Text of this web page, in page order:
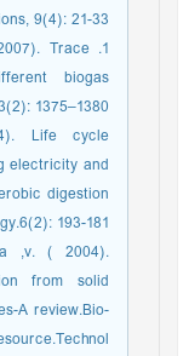
9(4): 21-33
Trace
biogas
1375–1380
Life cycle
electricity and
digestion
193-181
,v. ( 2004).
from solid
A review.Bio-